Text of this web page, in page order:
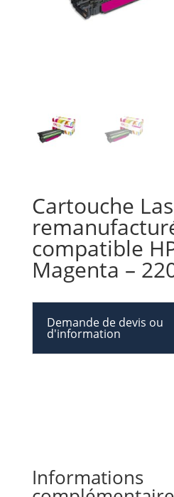
Cartouche
compatible
Magenta –
Demande de devis ou
d'information
Informations